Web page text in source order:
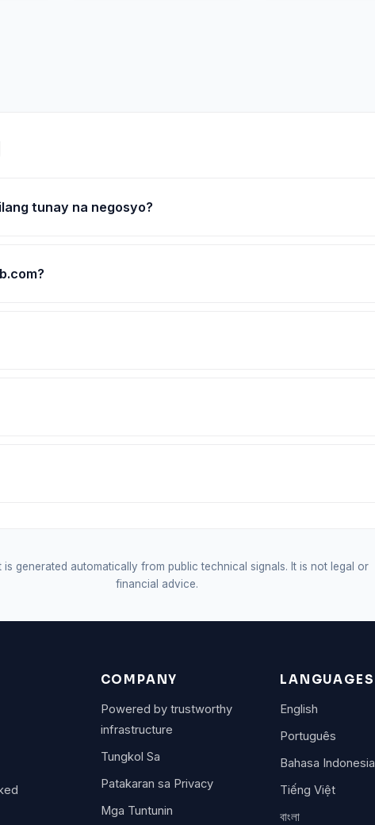
tunay na negosyo?
is generated automatically from public technical signals. It is not legal or
financial advice.
COMPANY
Powered by trustworthy
infrastructure
Tungkol Sa
Patakaran sa Privacy
Mga Tuntunin
LANGUAGES
English
Português
Bahasa Indonesia
Tiếng Việt
বাংলা